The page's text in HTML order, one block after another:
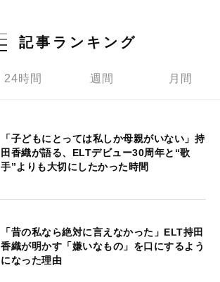
記事ランキング
24時間 週間 月間
「子どもにとっては私しか母親がいない」持
田香織が語る、ELTデビュー30周年と“歌
手”よりも大切にしたかった時間
「昔の私なら絶対に言えなかった」ELT持田
香織が明かす「嫌いなもの」を口にするよう
になった理由